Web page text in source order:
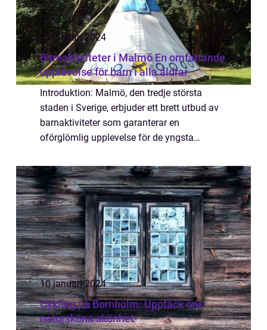
15 januari 2024
Barnaktiviteter i Malmö En omfattande
upplevelse för barn i alla åldrar
Introduktion: Malmö, den tredje största
staden i Sverige, erbjuder ett brett utbud av
barnaktiviteter som garanterar en
oförglömlig upplevelse för de yngsta
grundlig översikt av barnaktiviteter i Malmö,
från...
10 januari 2024
Cykling på Bornholm: Upptäck öns
natursköna skönhet